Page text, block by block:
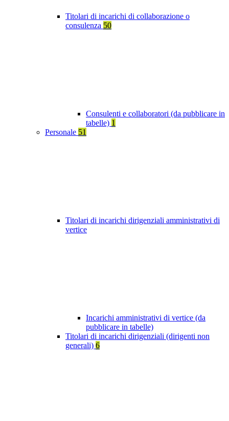
Titolari di incarichi di collaborazione o
consulenza 50
Consulenti e collaboratori (da pubblicare in
tabelle) 1
Personale 51
Titolari di incarichi dirigenziali amministrativi di
vertice
Incarichi amministrativi di vertice (da
pubblicare in tabelle)
Titolari di incarichi dirigenziali (dirigenti non
generali) 6